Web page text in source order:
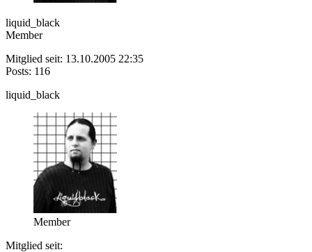
liquid_black
Member
Mitglied seit: 13.10.2005 22:35
Posts: 116
liquid_black
Member
Mitglied seit: